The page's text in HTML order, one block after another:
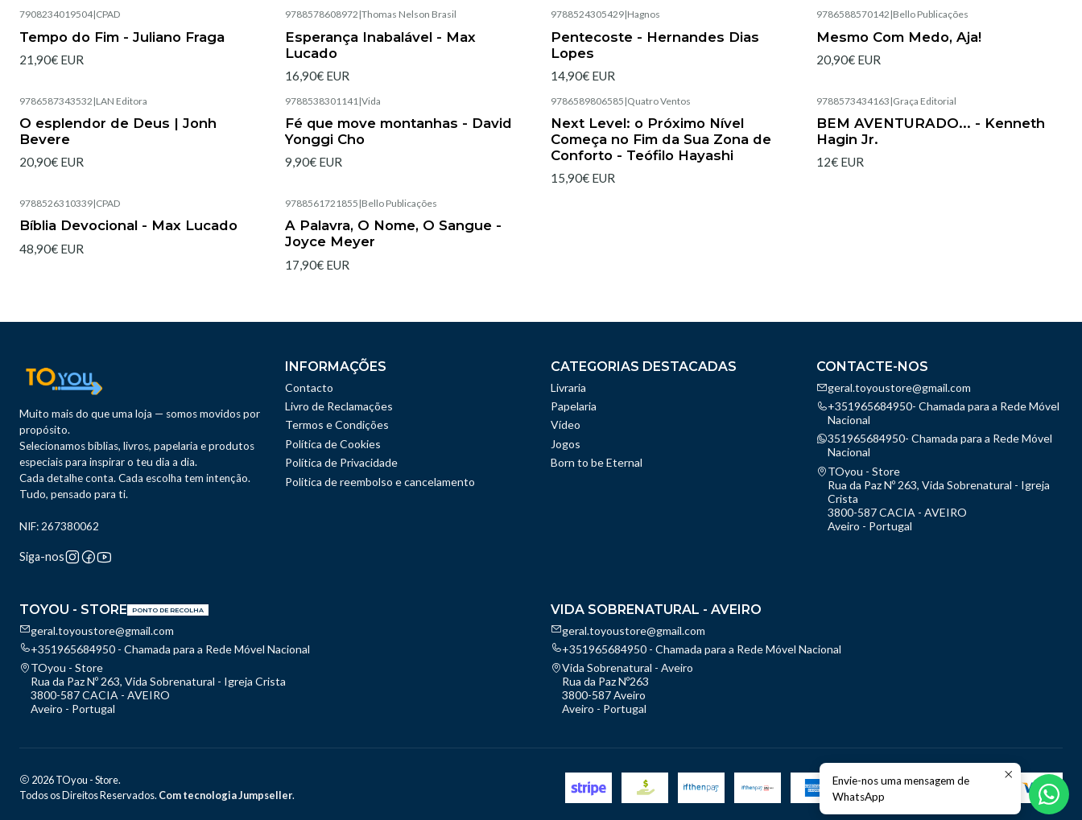
7908234019504|CPAD
Tempo do Fim - Juliano Fraga
21,90€ EUR
9788578608972 |Thomas Nelson Brasil
Esperança Inabalável - Max
Lucado
16,90€ EUR
9788524305429|Hagnos
Pentecoste - Hernandes Dias
Lopes
14,90€ EUR
9786588570142 |Bello Publicações
Mesmo Com Medo, Aja!
20,90€ EUR
9786587343532 |LAN Editora
O esplendor de Deus | Jonh
Bevere
20,90€ EUR
9788538301141 |Vida
Fé que move montanhas - David
Yonggi Cho
9,90€ EUR
9786589806585 |Quatro Ventos
Next Level: o Próximo Nível
Começa no Fim da Sua Zona de
Conforto - Teófilo Hayashi
15,90€ EUR
9788573434163 |Graça Editorial
BEM AVENTURADO... - Kenneth
Hagin Jr.
12€ EUR
9788526310339|CPAD
Bíblia Devocional - Max Lucado
48,90€ EUR
9788561721855 |Bello Publicações
A Palavra, O Nome, O Sangue -
Joyce Meyer
17,90€ EUR
Muito mais do que uma loja — somos movidos por
propósito.
Selecionamos bíblias, livros, papelaria e produtos
especiais para inspirar o teu dia a dia.
Cada detalhe conta. Cada escolha tem intenção.
Tudo, pensado para ti.
NIF: 267380062
Siga-nos
INFORMAÇÕES
Contacto
Livro de Reclamações
Termos e Condições
Política de Cookies
Política de Privacidade
Politica de reembolso e cancelamento
CATEGORIAS DESTACADAS
Livraria
Papelaria
Vídeo
Jogos
Born to be Eternal
CONTACTE-NOS
geral.toyoustore@gmail.com
+351965684950- Chamada para a Rede Móvel
Nacional
351965684950- Chamada para a Rede Móvel
Nacional
TOyou - Store
Rua da Paz Nº 263, Vida Sobrenatural - Igreja
Crista
3800-587 CACIA - AVEIRO
Aveiro - Portugal
TOYOU - STORE PONTO DE RECOLHA
geral.toyoustore@gmail.com
+351965684950 - Chamada para a Rede Móvel Nacional
TOyou - Store
Rua da Paz Nº 263, Vida Sobrenatural - Igreja Crista
3800-587 CACIA - AVEIRO
Aveiro - Portugal
VIDA SOBRENATURAL - AVEIRO
geral.toyoustore@gmail.com
+351965684950 - Chamada para a Rede Móvel Nacional
Vida Sobrenatural - Aveiro
Rua da Paz Nº263
3800-587 Aveiro
Aveiro - Portugal
2026 TOyou - Store.
Todos os Direitos Reservados. Com tecnologia Jumpseller.
Envie-nos uma mensagem de
WhatsApp